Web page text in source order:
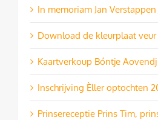
In memoriam Jan Verstappen
Download de kleurplaat veur
Kaartverkoup Bóntje
Inschrijving Èller optochten
Prinsereceptie Prins Tim,